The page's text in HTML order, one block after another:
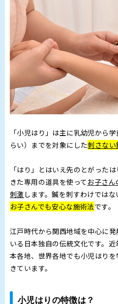
「小児はり」は主に乳幼児から
らい）までを対象にした刺さない
「はり」とはいえ先のとがった
きた専用の道具を使って お子さ
刺激 します。鍼を刺すわけではな
お子さんでも安心な施術法です。
江戸時代から関西地域を中心に
いる日本独自の伝統文化です。
本各地、世界各地でも小児はり
きています。
小児はりの特徴は？